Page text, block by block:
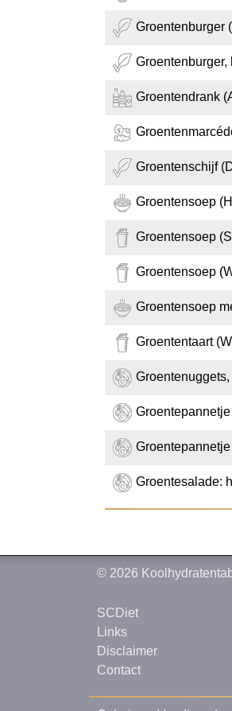
Groentenburger
Groentendrank
Groentenschijf
Groentensoep
Groentensoep
Groentensoep
Groentensoep
Groententaart
Groentesalade:
© 2026
SCDiet
Links
Disclaimer
Contact